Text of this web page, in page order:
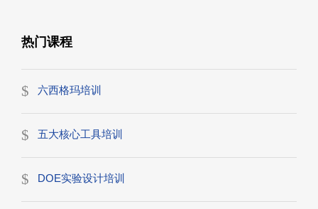
热门课程
六西格玛培训
五大核心工具培训
DOE实验设计培训